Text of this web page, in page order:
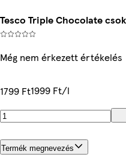
Tesco Triple Chocolate
Még nem érkezett értékelés
1799 Ft1999 Ft/l
Termék megnevezés